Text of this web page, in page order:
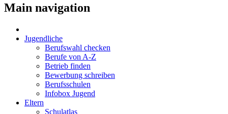
Main navigation
Jugendliche
Berufswahl checken
Berufe von A-Z
Betrieb finden
Bewerbung schreiben
Berufsschulen
Infobox Jugend
Eltern
Schulatlas